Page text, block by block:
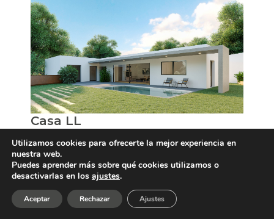
Casa LL
Sitges, Barcelona
Utilizamos cookies para ofrecerte la mejor experiencia en
nuestra web.
Puedes aprender más sobre qué cookies utilizamos o
desactivarlas en los ajustes.
Aceptar Rechazar Ajustes